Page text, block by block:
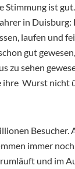
Stimmung ist
in
laufen und
gut
zu sehen
ihre Wurst nicht
Besucher.
immer
und im